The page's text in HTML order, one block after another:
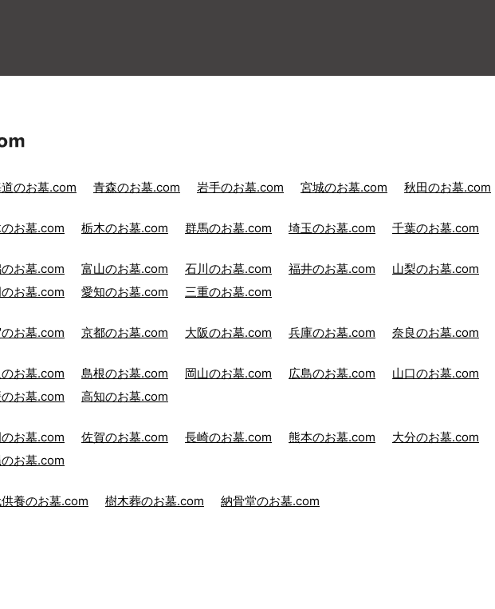
のお墓.com 青森のお墓.com 岩手のお墓.com 宮城のお墓.com 秋田のお墓.com
お墓.com 栃木のお墓.com 群馬のお墓.com 埼玉のお墓.com 千葉のお墓.com
お墓.com 富山のお墓.com 石川のお墓.com 福井のお墓.com 山梨のお墓.com
お墓.com
愛知のお墓.com 三重のお墓.com
お墓.com 京都のお墓.com 大阪のお墓.com 兵庫のお墓.com 奈良のお墓.com
お墓.com 島根のお墓.com 岡山のお墓.com 広島のお墓.com 山口のお墓.com
お墓.com
高知のお墓.com
お墓.com 佐賀のお墓.com 長崎のお墓.com 熊本のお墓.com 大分のお墓.com
お墓.com
養のお墓.com 樹木葬のお墓.com 納骨堂のお墓.com